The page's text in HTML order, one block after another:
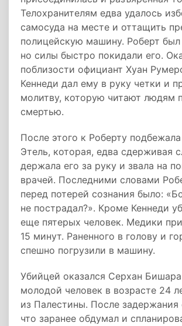
Телохранителям едва удалось
самосуда на месте и оттащить
полицейскую машину. Роберт был
но силы быстро покидали его.
поблизости официант Хуан
Кеннеди дал ему в руку четки и
молитву, которую читают людям
смертью.
После этого к Роберту
Этель, которая, едва сдерживая
держала его за руку и звала на
врачей. Последними словами
перед потерей сознания было:
не пострадал?». Кроме Кеннеди
еще пятерых человек. Медики
15 минут. Раненного в голову и
спешно погрузили в машину.
Убийцей оказался Серхан
молодой человек в возрасте 24
из Палестины. После задержания
что заранее обдумал и